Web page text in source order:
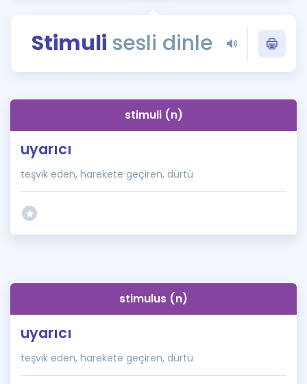
Rehberlik Aracı
ÖSYM Sınav Takvimi
Kampanyalar
Blog
Stimuli sesli dinle
stimuli (n)
uyarıcı
teşvik eden, harekete geçiren, dürtü
stimulus (n)
uyarıcı
teşvik eden, harekete geçiren, dürtü